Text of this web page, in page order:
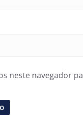
neste navegador